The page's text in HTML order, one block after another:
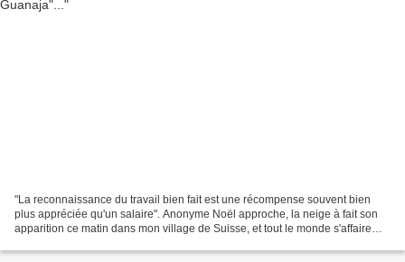
"La reconnaissance du travail bien fait est une récompense souvent bien
plus appréciée qu'un salaire". Anonyme Noël approche, la neige à fait son
apparition ce matin dans mon village de Suisse, et tout le monde s'affaire